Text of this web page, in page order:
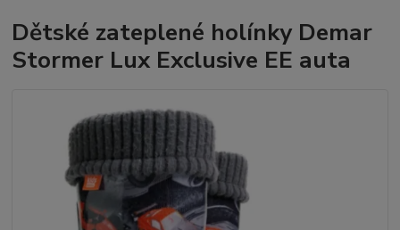
Dětské zateplené holínky Demar
Stormer Lux Exclusive EE auta